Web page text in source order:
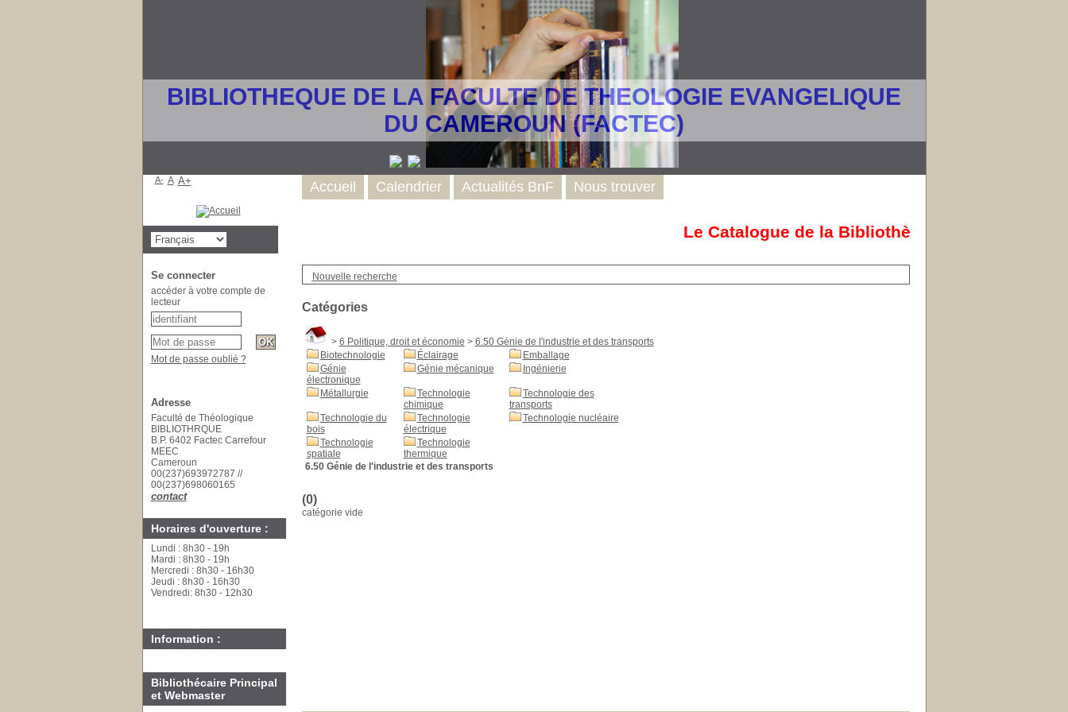
BIBLIOTHEQUE DE LA FACULTE DE THEOLOGIE EVANGELIQUE
DU CAMEROUN (FACTEC)
Le Catalogue de la Bibliothèque de FACTEC en
Nouvelle recherche
Catégories
> 6 Politique, droit et économie > 6.50 Génie de l'industrie et des transports
Biotechnologie
Éclairage
Emballage
Génie
électronique
Génie mécanique Ingénierie
Métallurgie
Technologie
chimique
Technologie des
transports
Technologie du
bois
Technologie
électrique
Technologie nucléaire
Technologie
spatiale
Technologie
thermique
6.50 Génie de l'industrie et des transports
(0)
catégorie vide
Accueil Calendrier Actualités BnF Nous trouver
A- A A+
Se connecter
accéder à votre compte de
lecteur
Mot de passe oublié ?
Adresse
Faculté de Théologique
BIBLIOTHRQUE
B.P. 6402 Factec Carrefour
MEEC
Cameroun
00(237)693972787 //
00(237)698060165
contact
Horaires d'ouverture :
Lundi : 8h30 - 19h
Mardi : 8h30 - 19h
Mercredi : 8h30 - 16h30
Jeudi : 8h30 - 16h30
Vendredi: 8h30 - 12h30
Information :
Bibliothécaire Principal
et Webmaster